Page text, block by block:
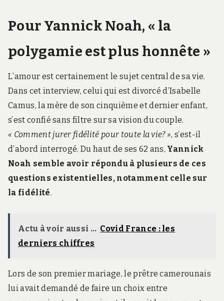
Pour Yannick Noah, « la
polygamie est plus honnête »
L’amour est certainement le sujet central de sa vie.
Dans cet interview, celui qui est divorcé d’Isabelle
Camus, la mère de son cinquième et dernier enfant,
s’est confié sans filtre sur sa vision du couple.
« Comment jurer fidélité pour toute la vie? », s’est-il
d’abord interrogé. Du haut de ses 62 ans, Yannick
Noah semble avoir répondu à plusieurs de ces
questions existentielles, notamment celle sur
la fidélité.
Actu à voir aussi ... Covid France : les
derniers chiffres
Lors de son premier mariage, le prêtre camerounais
lui avait demandé de faire un choix entre